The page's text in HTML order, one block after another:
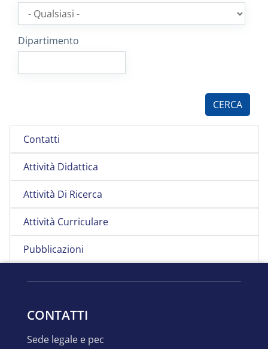
Contatti
Attività Didattica
Attività Di Ricerca
Attività Curriculare
Pubblicazioni
Dipartimento
CONTATTI
sede legale e pec